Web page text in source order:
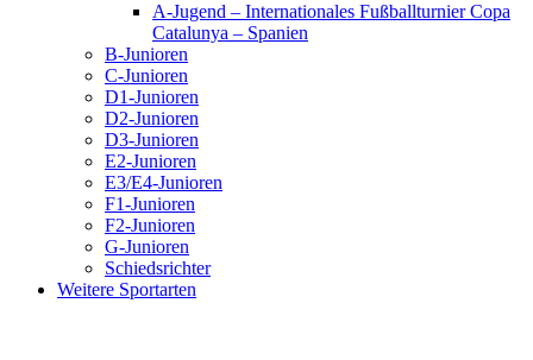
A-Jugend – Internationales Fußballturnier Copa
Catalunya – Spanien
B-Junioren
C-Junioren
D1-Junioren
D2-Junioren
D3-Junioren
E2-Junioren
E3/E4-Junioren
F1-Junioren
F2-Junioren
G-Junioren
Schiedsrichter
Weitere Sportarten